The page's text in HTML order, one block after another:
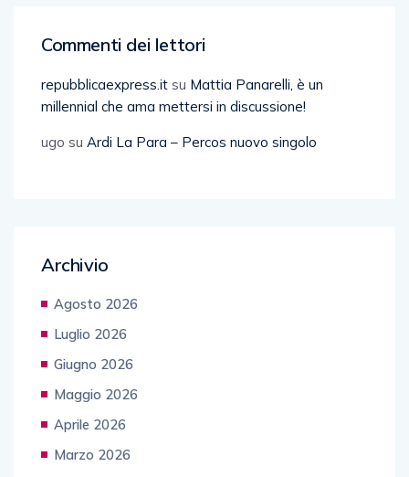
Commenti dei lettori
repubblicaexpress.it su Mattia Panarelli, è un
millennial che ama mettersi in discussione!
ugo su Ardi La Para – Percos nuovo singolo
Archivio
Agosto 2026
Luglio 2026
Giugno 2026
Maggio 2026
Aprile 2026
Marzo 2026